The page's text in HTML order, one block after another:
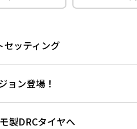
セッティング
ョン登場！
製DRCタイヤへ